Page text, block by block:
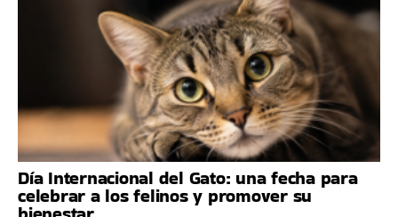
Día Internacional del Gato: una fecha para
celebrar a los felinos y promover su